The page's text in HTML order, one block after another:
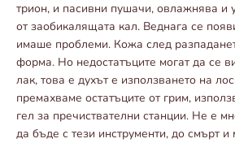
трион, и пасивни пушачи, овлажнява и
от заобикалящата кал. Веднага се
имаше проблеми. Кожа след
форма. Но недостатъците могат да се
лак, това е духът е използването на
премахваме остатъците от грим,
гел за пречиствателни станции. Не е
да бъде с тези инструменти, до смърт